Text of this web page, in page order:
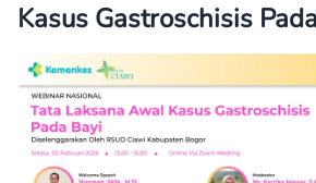
Kasus Gastroschisis